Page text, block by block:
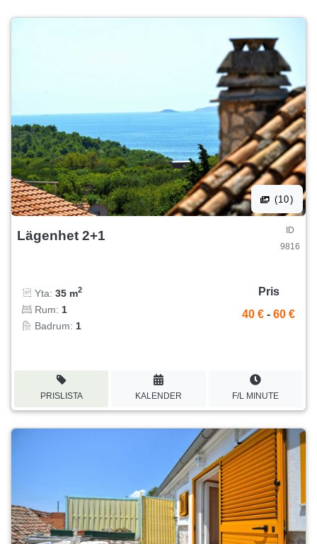
(10)
Lägenhet 2+1
ID
9816
Yta: 35 m2
Rum: 1
Badrum: 1
Pris
40 € - 60 €
PRISLISTA KALENDER F/L MINUTE